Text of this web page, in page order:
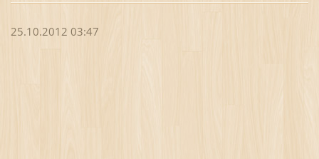
25.10.2012 03:47